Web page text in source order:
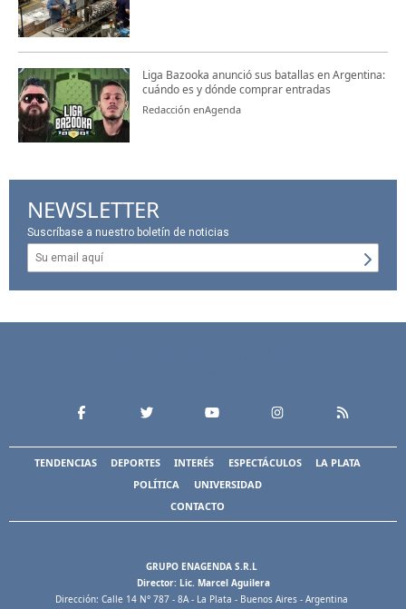
Liga Bazooka anunció sus batallas en Argentina:
cuándo es y dónde comprar entradas
Redacción enAgenda
NEWSLETTER
Suscríbase a nuestro boletín de noticias
TENDENCIAS DEPORTES INTERÉS ESPECTÁCULOS
LA PLATA
POLÍTICA
UNIVERSIDAD
CONTACTO
GRUPO ENAGENDA S.R.L
Director: Lic. Marcel Aguilera
Dirección: Calle 14 N° 787 - 8A - La Plata - Buenos Aires - Argentina